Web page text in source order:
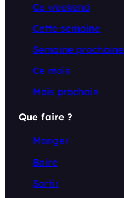
Ce weekend
Cette semaine
Semaine prochaine
Ce mois
Mois prochain
Que faire ?
Manger
Boire
Sortir